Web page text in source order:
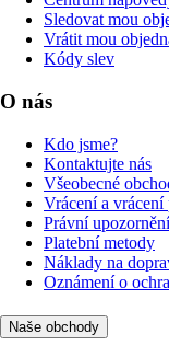
Sledovat mou
Vrátit mou
Kódy slev
O nás
Kdo jsme?
Kontaktujte nás
Všeobecné
Vrácení a vrácení
Právní upozornění
Platební metody
Náklady na
Oznámení o
Naše obchody